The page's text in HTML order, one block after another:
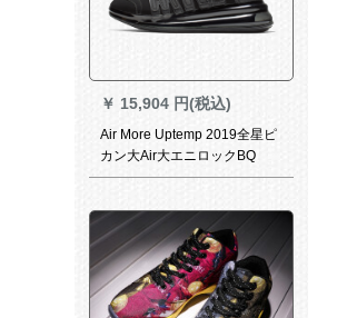
￥ 15,904 円(税込)
Air More Uptemp 2019全星ピ
カン大Air大エニロックBQ
7668-001 BQ 7668-001黒42